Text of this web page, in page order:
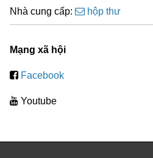
Nhà cung cấp: hộp thư
Mạng xã hội
Facebook
Youtube